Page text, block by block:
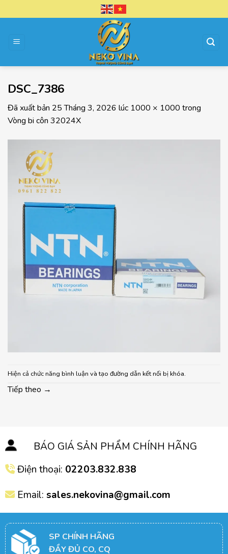
đến
dung
DSC_7386
Đã xuất bản 25 Tháng 3, 2026 lúc 1000 × 1000 trong
Vòng bi côn 32024X
Hiện cả chức năng bình luận và tạo đường dẫn kết nối bị khóa.
Tiếp theo →
BÁO GIÁ SẢN PHẨM CHÍNH HÃNG
Điện thoại: 02203.832.838
Email: sales.nekovina@gmail.com
SP CHÍNH HÃNG
ĐẦY ĐỦ CO, CQ